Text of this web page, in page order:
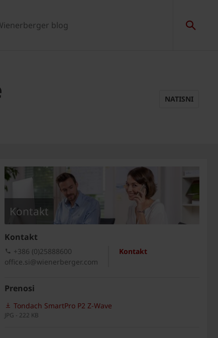
blog
NATISNI
Kontakt
Kontakt
Kontakt
+386 (0)25888600
office.si@wienerberger.com
Prenosi
Tondach SmartPro P2 Z-Wave
JPG - 222 KB